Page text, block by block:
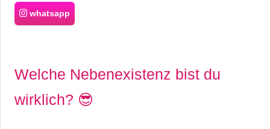
whatsapp
Welche Nebenexistenz bist du
wirklich? 😎